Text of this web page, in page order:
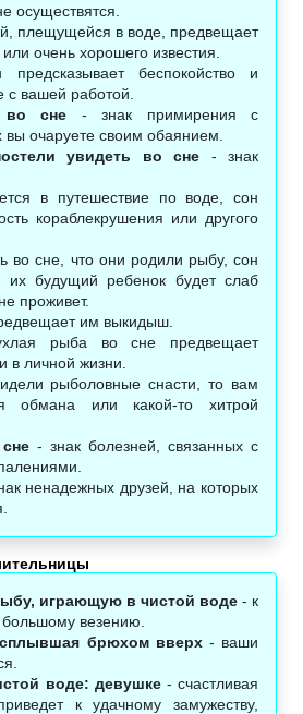
осуществятся.
плещущейся в воде, предвещает
очень хорошего известия.
беспокойство и
с вашей работой.
во сне - знак примирения с
вы очаруете своим обаянием.
увидеть во сне - знак
в путешествие по воде, сон
кораблекрушения или другого
во сне, что они родили рыбу, сон
их будущий ребенок будет слаб
проживет.
им выкидыш.
рыба во сне предвещает
в личной жизни.
рыболовные снасти, то вам
обмана или какой-то хитрой
- знак болезней, связанных с
ненадежных друзей, на которых
играющую в чистой воде - к
везению.
брюхом вверх- ваши
воде: девушке- счастливая
к удачному замужеству,